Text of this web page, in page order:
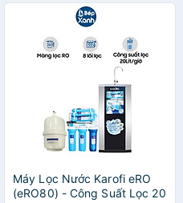
Máy Lọc Nước Karofi eRO
(eRO80) - Công Suất Lọc 20